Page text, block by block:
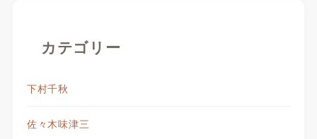
カテゴリー
下村千秋
佐々木味津三